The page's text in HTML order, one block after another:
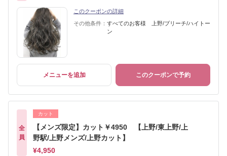
このクーポンの詳細
その他条件： すべてのお客様 上野/ブリーチ/ハイトー
ン
メニューを追加 このクーポンで予約
全
員
カット
【メンズ限定】カット￥4950 【上野/東上野/上
野駅/上野メンズ/上野カット】
¥4,950